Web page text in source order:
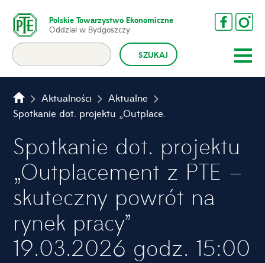
Polskie Towarzystwo Ekonomiczne
Oddział w Bydgoszczy
Aktualności
Aktualne
Spotkanie dot. projektu „Outplacement z PTE – skuteczny powrót na rynek pracy” 19.03.2026 godz. 15:00
Spotkanie dot. projektu
„Outplacement z PTE –
skuteczny powrót na
rynek pracy”
19.03.2026 godz. 15:00